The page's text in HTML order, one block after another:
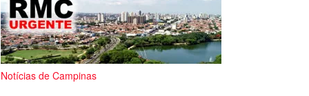
Notícias de Campinas